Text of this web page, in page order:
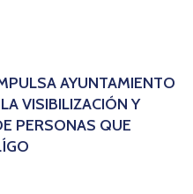
AYUNTAMIENTO
VISIBILIZACIÓN Y
PERSONAS QUE